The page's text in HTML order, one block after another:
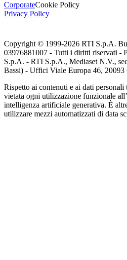
CorporateCookie Policy
Privacy Policy
Copyright © 1999-2026 RTI S.p.A.
03976881007 - Tutti i diritti riservati -
S.p.A. - RTI S.p.A., Mediaset N.V.,
Bassi) - Uffici Viale Europa 46,
Rispetto ai contenuti e ai dati personali
vietata ogni utilizzazione funzionale
intelligenza artificiale generativa. È
utilizzare mezzi automatizzati di data